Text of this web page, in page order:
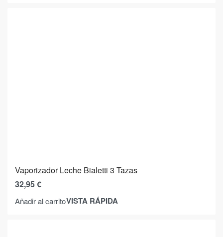
Vaporizador Leche Bialetti 3 Tazas
32,95€
Añadir al carritoVISTA RÁPIDA